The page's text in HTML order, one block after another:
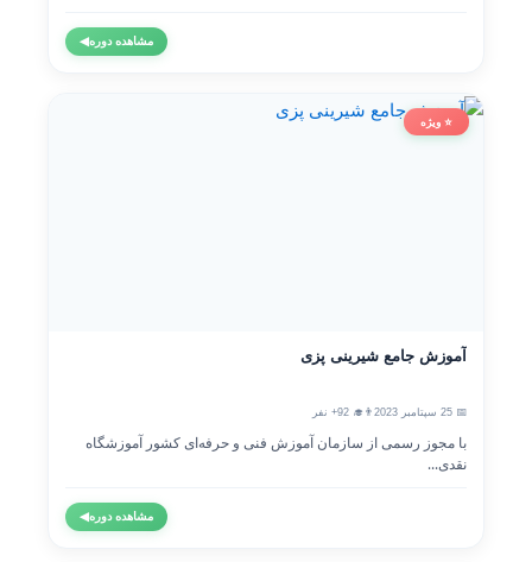
مشاهده دوره◀
⭐ ویژه
آموزش جامع شیرینی پزی
📅 25 سپتامبر 2023 👨‍🎓 92+ نفر
با مجوز رسمی از سازمان آموزش فنی و حرفه‌ای کشور آموزشگاه
نقدی...
مشاهده دوره◀